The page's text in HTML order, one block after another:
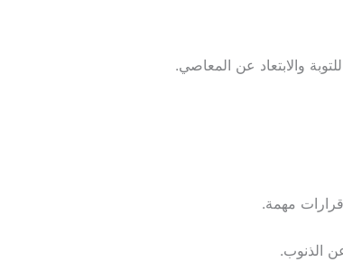
والابتعاد عن المعاصي.
مهمة.
الذنوب.